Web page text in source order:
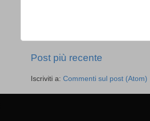
Post più recente
Iscriviti a: Commenti sul post (Atom)